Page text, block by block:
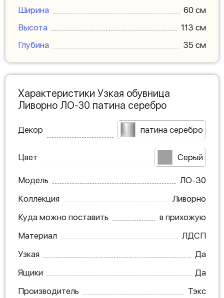
Ширина
60 см
Высота
113 см
Глубина
35 см
Характеристики Узкая обувница
Ливорно ЛО-30 патина серебро
Декор патина серебро
Цвет Серый
Модель
ЛО-30
Коллекция
Ливорно
Куда можно поставить
в прихожую
Материал
ЛДСП
Узкая
Да
Ящики
Да
Производитель
Тэкс